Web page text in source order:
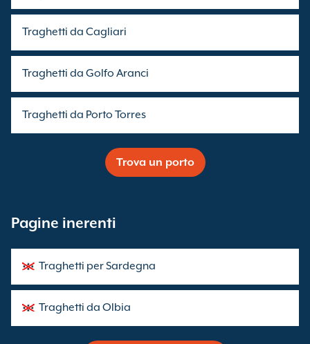
Traghetti da Cagliari
Traghetti da Golfo Aranci
Traghetti da Porto Torres
Trova un porto
Pagine inerenti
Traghetti per Sardegna
Traghetti da Olbia